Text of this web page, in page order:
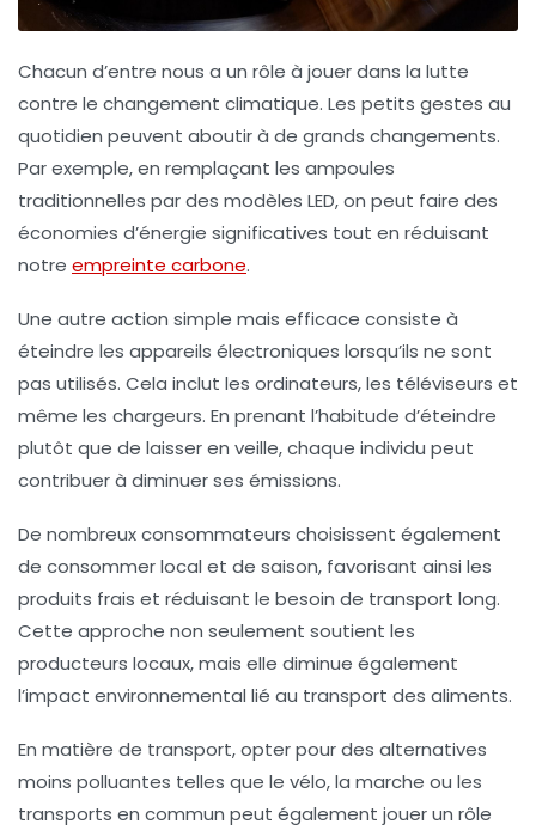
Chacun d’entre nous a un rôle à jouer dans la lutte
contre le changement climatique. Les petits gestes au
quotidien peuvent aboutir à de grands changements.
Par exemple, en remplaçant les ampoules
traditionnelles par des modèles LED, on peut faire des
économies d’énergie significatives tout en réduisant
notre empreinte carbone.
Une autre action simple mais efficace consiste à
éteindre les appareils électroniques lorsqu’ils ne sont
pas utilisés. Cela inclut les ordinateurs, les téléviseurs et
même les chargeurs. En prenant l’habitude d’éteindre
plutôt que de laisser en veille, chaque individu peut
contribuer à diminuer ses émissions.
De nombreux consommateurs choisissent également
de consommer local et de saison, favorisant ainsi les
produits frais et réduisant le besoin de transport long.
Cette approche non seulement soutient les
producteurs locaux, mais elle diminue également
l’impact environnemental lié au transport des aliments.
En matière de transport, opter pour des alternatives
moins polluantes telles que le vélo, la marche ou les
transports en commun peut également jouer un rôle